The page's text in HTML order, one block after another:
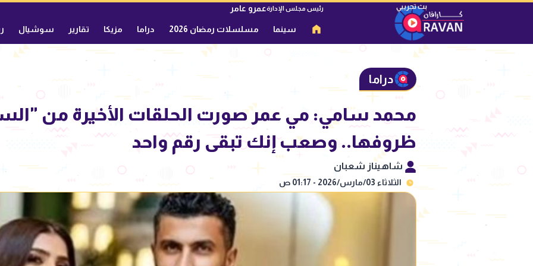
رئيس مجلس الإدارةعمرو عامر
سينما مسلسلات رمضان 2026 دراما مزيكا تقارير سوشيال
دراما
محمد سامي: مي عمر صورت الحلقات الأخيرة من
ظروفها.. وصعب إنك تبقى رقم واحد
شاهيناز شعبان
الثلاثاء 03/مارس/2026 - 01:17 ص